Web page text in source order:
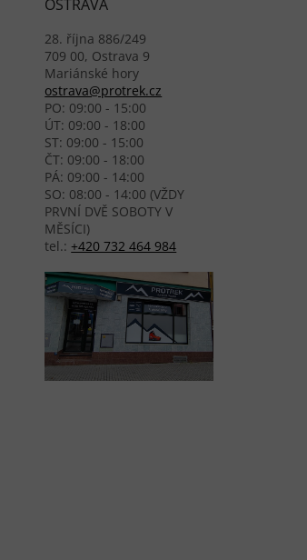
OSTRAVA
28. října 886/249
709 00, Ostrava 9
Mariánské hory
ostrava@protrek.cz
PO: 09:00 - 15:00
ÚT: 09:00 - 18:00
ST: 09:00 - 15:00
ČT: 09:00 - 18:00
PÁ: 09:00 - 14:00
SO: 08:00 - 14:00 (VŽDY
PRVNÍ DVĚ SOBOTY V
MĚSÍCI)
tel.:+420 732 464 984